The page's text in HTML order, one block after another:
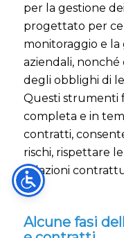
per la gestione
progettato per
monitoraggio e
aziendali,
degli obblighi di
Questi strumenti
completa e in
contratti,
rischi, rispettare
relazioni
Alcune fasi